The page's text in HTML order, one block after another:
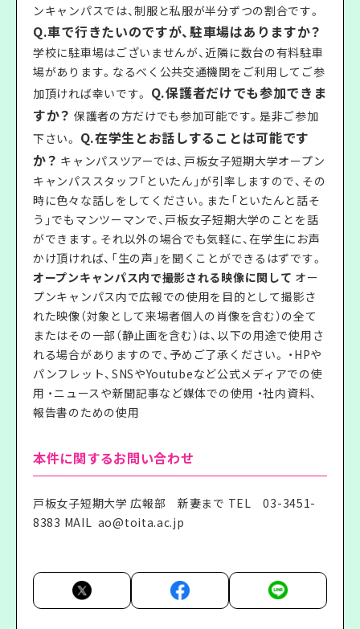
ンキャンパスでは、制服と私服が半分ずつの割合です。
Q.車で行きたいのですが、駐車場はありますか？
学校に駐車場はございませんが、近隣に数台の有料駐車
場があります。なるべく公共交通機関をご利用してご参
加頂ければ幸いです。 Q.保護者だけでも参加できま
すか？ 保護者の方だけでも参加可能です。是非ご参加
下さい。 Q.在学生とお話しすることは可能です
か？ キャンパスツアーでは、戸板女子短期大学オープン
キャンパススタッフ「といたん」が引率しますので、その
時に色々な話しをしてください。また「といたんと話そ
う」でもマンツーマンで、戸板女子短期大学のことを話
ができます。それ以外の場合でも気軽に、在学生にお声
かけ頂ければ、「生の声」を聞くことができるはずです。
オープンキャンパス内で撮影される映像に関して オー
プンキャンパス内で広報での使用を目的として撮影さ
れた映像（対象として来場者個人の肖像を含む）の全て
またはその一部（静止画を含む）は、以下の用途で使用さ
れる場合がありますので、予めご了承ください。 ・HPや
パンフレット、SNSやYoutubeなど公式メディアでの使
用 ・ニュースや新聞記事など媒体での使用 ・社内資料、
報告書のための使用
本件に関するお問い合わせ
戸板女子短期大学 広報部 新妻まで TEL 03-3451-
8383 MAIL ao@toita.ac.jp